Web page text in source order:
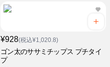
¥928(税込¥1,020.8)
ゴン太のササミチップス プチタイ
プ